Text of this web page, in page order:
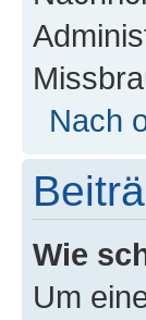
Nach
Wie
Um